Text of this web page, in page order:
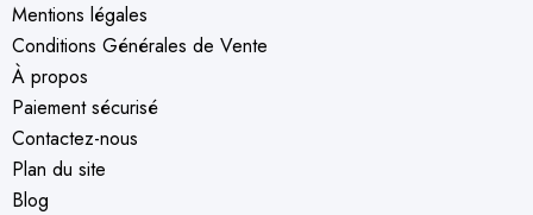
Mentions légales
Conditions Générales de Vente
À propos
Paiement sécurisé
Contactez-nous
Plan du site
Blog